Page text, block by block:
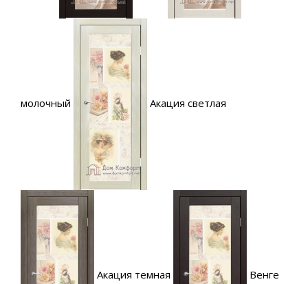
молочный Акация светлая
Акация темная Венге